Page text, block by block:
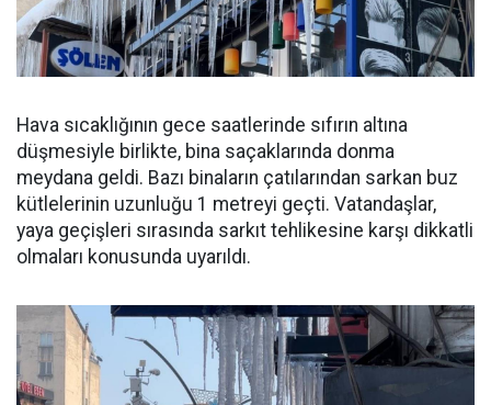
Hava sıcaklığının gece saatlerinde sıfırın altına
düşmesiyle birlikte, bina saçaklarında donma
meydana geldi. Bazı binaların çatılarından sarkan buz
kütlelerinin uzunluğu 1 metreyi geçti. Vatandaşlar,
yaya geçişleri sırasında sarkıt tehlikesine karşı dikkatli
olmaları konusunda uyarıldı.